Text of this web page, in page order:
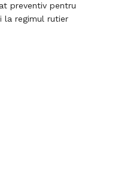
preventiv pentru
la regimul rutier